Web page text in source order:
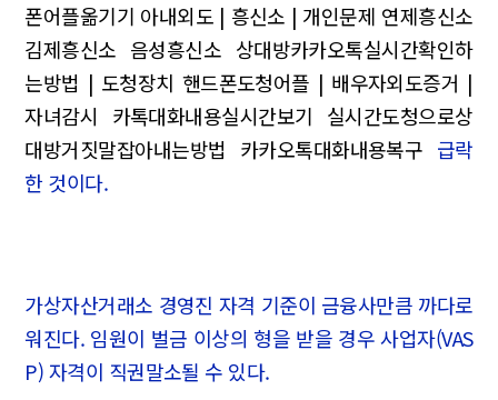
폰어플옮기기 아내외도 | 흥신소 | 개인문제 연제흥신소
김제흥신소 음성흥신소 상대방카카오톡실시간확인하
는방법 | 도청장치 핸드폰도청어플 | 배우자외도증거 |
자녀감시
카톡대화내용실시간보기 실시간도청으로상
대방거짓말잡아내는방법 카카오톡대화내용복구 급락
한 것이다.
가상자산거래소 경영진 자격 기준이 금융사만큼 까다로
워진다. 임원이 벌금 이상의 형을 받을 경우 사업자(VAS
P) 자격이 직권말소될 수 있다.